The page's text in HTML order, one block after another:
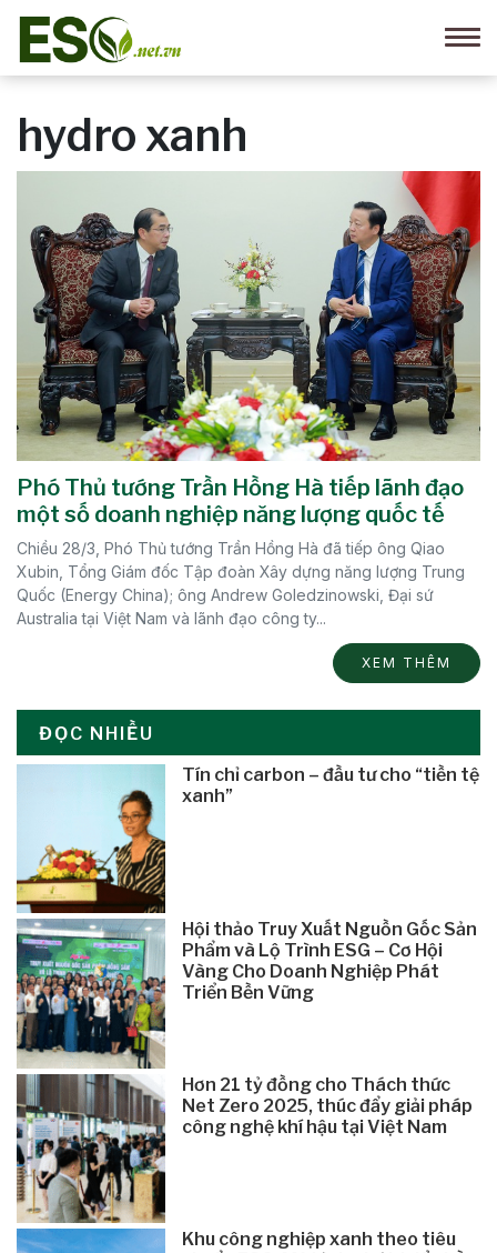
hydro xanh
Phó Thủ tướng Trần Hồng Hà tiếp lãnh đạo
một số doanh nghiệp năng lượng quốc tế
Chiều 28/3, Phó Thủ tướng Trần Hồng Hà đã tiếp ông Qiao
Xubin, Tổng Giám đốc Tập đoàn Xây dựng năng lượng Trung
Quốc (Energy China); ông Andrew Goledzinowski, Đại sứ
Australia tại Việt Nam và lãnh đạo công ty...
XEM THÊM
ĐỌC NHIỀU
Tín chỉ carbon – đầu tư cho “tiền tệ
xanh”
Hội thảo Truy Xuất Nguồn Gốc Sản
Phẩm và Lộ Trình ESG – Cơ Hội
Vàng Cho Doanh Nghiệp Phát
Triển Bền Vững
Hơn 21 tỷ đồng cho Thách thức
Net Zero 2025, thúc đẩy giải pháp
công nghệ khí hậu tại Việt Nam
Khu công nghiệp xanh theo tiêu